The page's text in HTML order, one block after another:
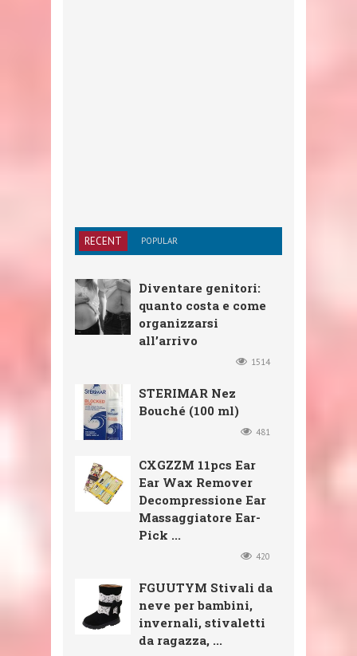
RECENT POPULAR
Diventare genitori:
quanto costa e come
organizzarsi
all’arrivo
1514
STERIMAR Nez
Bouché (100 ml)
481
CXGZZM 11pcs Ear
Ear Wax Remover
Decompressione Ear
Massaggiatore Ear-
Pick ...
420
FGUUTYM Stivali da
neve per bambini,
invernali, stivaletti
da ragazza, ...